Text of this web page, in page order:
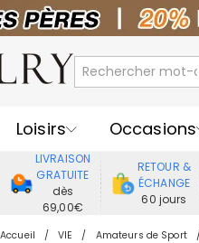
Loisirs
Occasions
Destinataires
Nouveaux
LIVRAISON
GRATUITE
dès
69,00€
RETOUR &
ÉCHANGE
60 jours
Accueil VIE Amateurs de Sport